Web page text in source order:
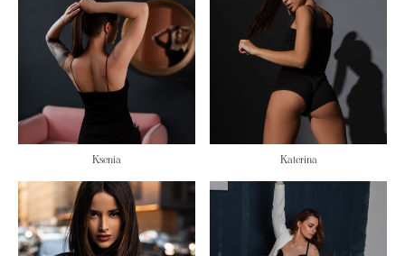
Ksenia Katerina